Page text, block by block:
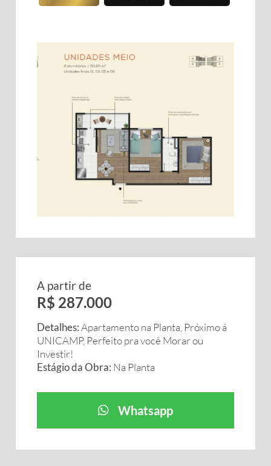
A partir de
R$ 287.000
Detalhes:Apartamento na Planta, Próximo á
UNICAMP, Perfeito pra você Morar ou
Investir!
Estágio da Obra: Na Planta
Whatsapp